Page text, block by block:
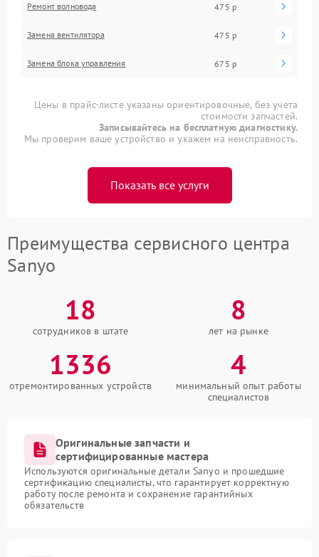
Ремонт волновода 475 р
Замена вентилятора 475 р
Замена блока управления 675 р
Цены в прайс-листе указаны ориентировочные, без учета
стоимости запчастей.
Записывайтесь на бесплатную диагностику.
Мы проверим ваше устройство и укажем на неисправность.
Показать все услуги
Преимущества сервисного центра
Sanyo
18
сотрудников в штате
8
лет на рынке
1336
отремонтированных устройств
4
минимальный опыт работы
специалистов
Оригинальные запчасти и
сертифицированные мастера
Используются оригинальные детали Sanyo и прошедшие
сертификацию специалисты, что гарантирует корректную
работу после ремонта и сохранение гарантийных
обязательств